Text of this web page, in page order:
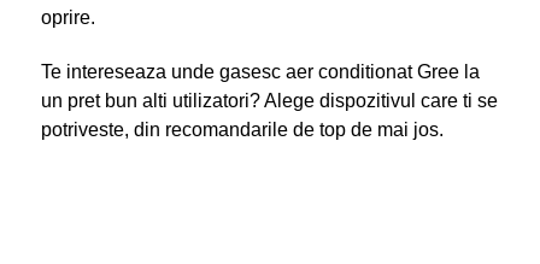
oprire.
Te intereseaza unde gasesc aer conditionat Gree la
un pret bun alti utilizatori? Alege dispozitivul care ti se
potriveste, din recomandarile de top de mai jos.